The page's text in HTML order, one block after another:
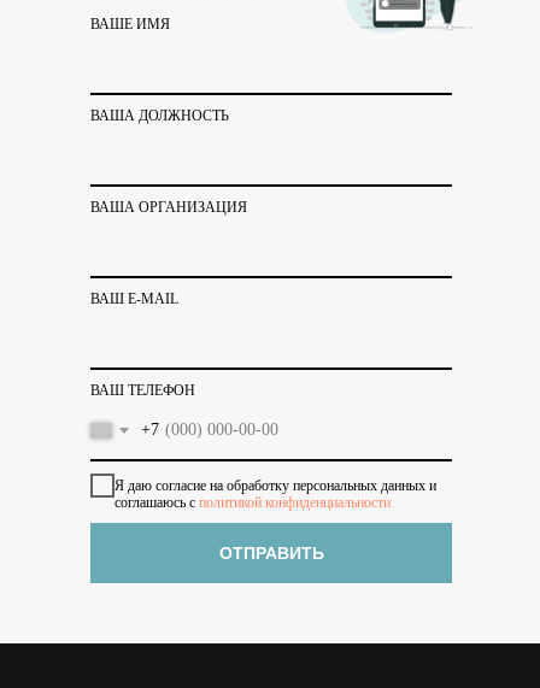
ВАШЕ ИМЯ
ВАША ДОЛЖНОСТЬ
ВАША ОРГАНИЗАЦИЯ
ВАШ E-MAIL
ВАШ ТЕЛЕФОН
+7
Я даю согласие на обработку персональных данных и
соглашаюсь с политикой конфиденциальности
ОТПРАВИТЬ